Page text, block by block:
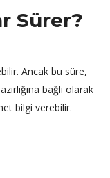
Sürer?
Ancak bu süre,
bağlı olarak
bilgi verebilir.